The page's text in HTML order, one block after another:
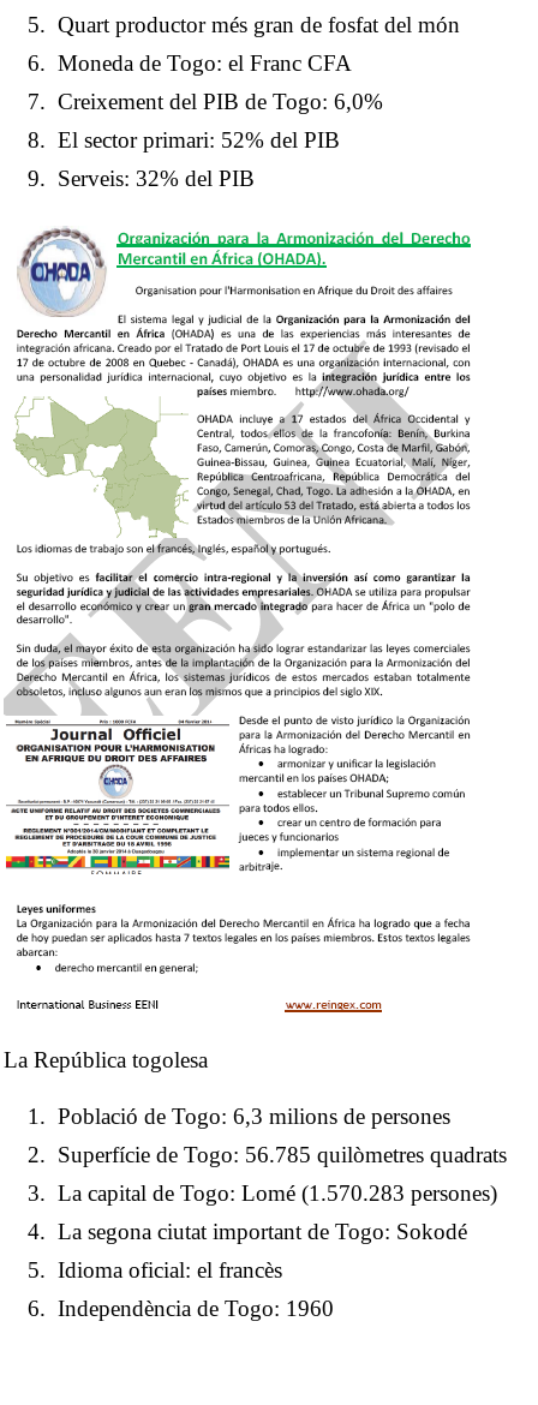
Quart productor més gran de fosfat del món
Moneda de Togo: el Franc CFA
Creixement del PIB de Togo: 6,0%
El sector primari: 52% del PIB
Serveis: 32% del PIB
La República togolesa
Població de Togo: 6,3 milions de persones
Superfície de Togo: 56.785 quilòmetres quadrats
La capital de Togo: Lomé (1.570.283 persones)
La segona ciutat important de Togo: Sokodé
Idioma oficial: el francès
Independència de Togo: 1960